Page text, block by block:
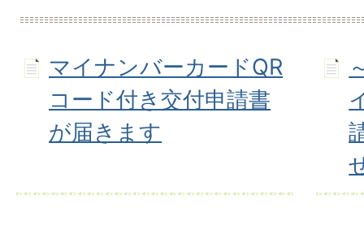
マイナンバーカードQR
コード付き交付申請書
が届きます